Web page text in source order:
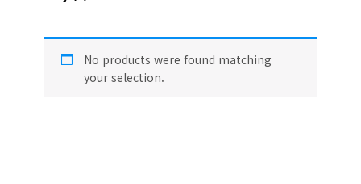
No products were found matching
your selection.